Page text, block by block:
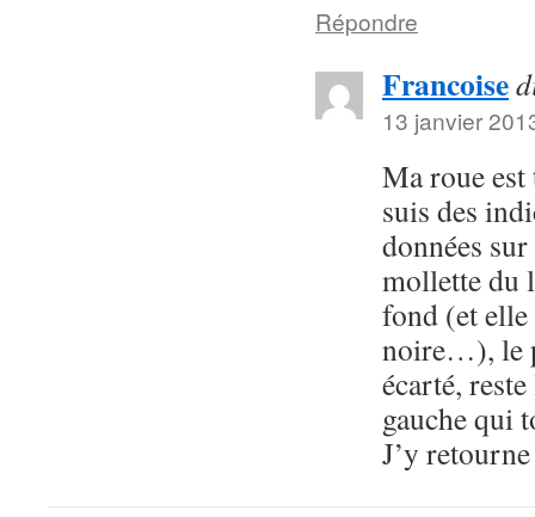
Répondre
Francoise
13 janvier
Ma roue
suis des
données
mollette du
fond (et elle
noire…), le
écarté,
gauche qui
J’y